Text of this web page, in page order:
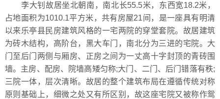
李大钊故居坐北朝南，南北长55.5米，东西宽18.2米，
占地面积为1010.1平方米，共有房屋21间，是一座具有明清
以来乐亭县民房建筑风格的一宅两院的穿堂套院。故居建筑
为砖木结构，高阶台，黑大车门，南北分为三进的宅院。大
门至后门两侧与厢房、正房之间为一丈高十字封顶的青砖围
墙。主房、配房、院墙高矮匀称;大门、二门、后门错落有秩;
三院一体，层次清晰。故居的整个建筑布局在遵循传统对称
原则基础上，细微之处又有所区别，故这座宅院又被称作鸳